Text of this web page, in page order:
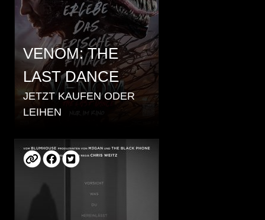
VENOM: THE
LAST DANCE
JETZT KAUFEN ODER
LEIHEN